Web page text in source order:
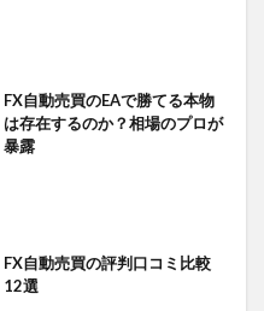
FX自動売買のEAで勝てる本物
は存在するのか？相場のプロが
暴露
FX自動売買の評判口コミ比較
12選